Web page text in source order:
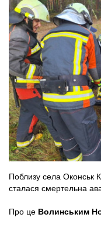
Поблизу села Оконськ
сталася смертельна
Про це Волинським